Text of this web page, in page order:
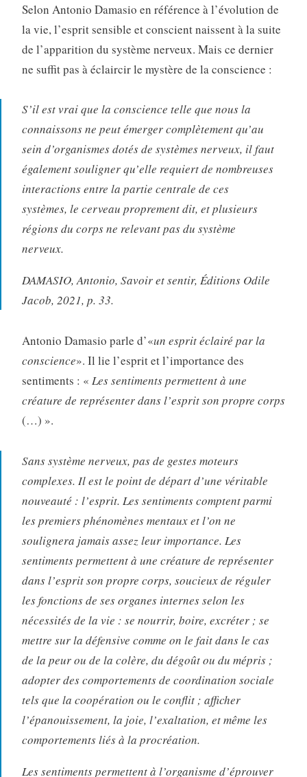
Selon Antonio Damasio en référence à l’évolution de
la vie, l’esprit sensible et conscient naissent à la suite
de l’apparition du système nerveux. Mais ce dernier
ne suffit pas à éclaircir le mystère de la conscience :
S’il est vrai que la conscience telle que nous la
connaissons ne peut émerger complètement qu’au
sein d’organismes dotés de systèmes nerveux, il faut
également souligner qu’elle requiert de nombreuses
interactions entre la partie centrale de ces
systèmes, le cerveau proprement dit, et plusieurs
régions du corps ne relevant pas du système
nerveux.
DAMASIO, Antonio, Savoir et sentir, Éditions Odile
Jacob, 2021, p. 33.
Antonio Damasio parle d’«un esprit éclairé par la
conscience». Il lie l’esprit et l’importance des
sentiments : « Les sentiments permettent à une
créature de représenter dans l’esprit son propre corps
(…) ».
Sans système nerveux, pas de gestes moteurs
complexes. Il est le point de départ d’une véritable
nouveauté : l’esprit. Les sentiments comptent parmi
les premiers phénomènes mentaux et l’on ne
soulignera jamais assez leur importance. Les
sentiments permettent à une créature de représenter
dans l’esprit son propre corps, soucieux de réguler
les fonctions de ses organes internes selon les
nécessités de la vie : se nourrir, boire, excréter ; se
mettre sur la défensive comme on le fait dans le cas
de la peur ou de la colère, du dégoût ou du mépris ;
adopter des comportements de coordination sociale
tels que la coopération ou le conflit ; afficher
l’épanouissement, la joie, l’exaltation, et même les
comportements liés à la procréation.
Les sentiments permettent à l’organisme d’éprouver